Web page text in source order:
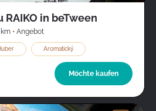
in beTween
• Angebot
Aromatický
Möchte kaufen